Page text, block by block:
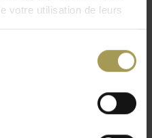
votre utilisation de leurs
bureaux Viga, mais
le poste de travail.
que le bureau conserve